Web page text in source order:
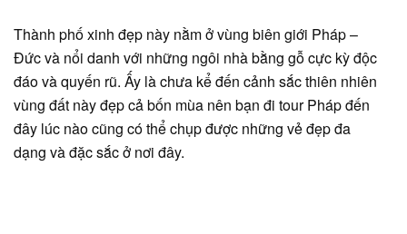
Thành phố xinh đẹp này nằm ở vùng biên giới Pháp –
Đức và nổi danh với những ngôi nhà bằng gỗ cực kỳ độc
đáo và quyến rũ. Ấy là chưa kể đến cảnh sắc thiên nhiên
vùng đất này đẹp cả bốn mùa nên bạn đi tour Pháp đến
đây lúc nào cũng có thể chụp được những vẻ đẹp đa
dạng và đặc sắc ở nơi đây.